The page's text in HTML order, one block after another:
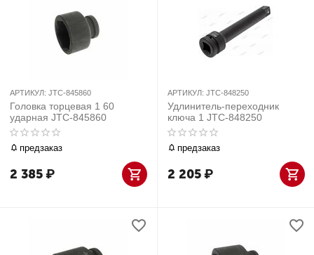
АРТИКУЛ: JTC-845860
Головка торцевая 1 60
ударная JTC-845860
предзаказ
2 385₽
АРТИКУЛ: JTC-848250
Удлинитель-переходник
ключа 1 JTC-848250
предзаказ
2 205₽